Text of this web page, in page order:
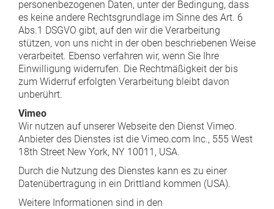
personenbezogenen Daten, unter der Bedingung, dass
es keine andere Rechtsgrundlage im Sinne des Art. 6
Abs.1 DSGVO gibt, auf den wir die Verarbeitung
stützen, von uns nicht in der oben beschriebenen Weise
verarbeitet. Ebenso verfahren wir, wenn Sie Ihre
Einwilligung widerrufen. Die Rechtmäßigkeit der bis
zum Widerruf erfolgten Verarbeitung bleibt davon
unberührt.
Vimeo
Wir nutzen auf unserer Webseite den Dienst Vimeo.
Anbieter des Dienstes ist die Vimeo.com Inc., 555 West
18th Street New York, NY 10011, USA.
Durch die Nutzung des Dienstes kann es zu einer
Datenübertragung in ein Drittland kommen (USA).
Weitere Informationen sind in den